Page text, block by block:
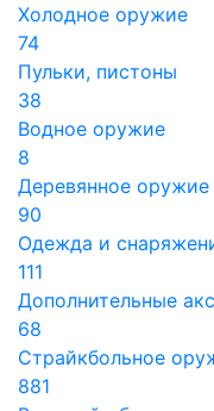
Холодное оружие
74
Пульки, пистоны
38
Водное оружие
8
Деревянное оружие
90
Одежда и
111
Дополнительные
68
Страйкбольное
881